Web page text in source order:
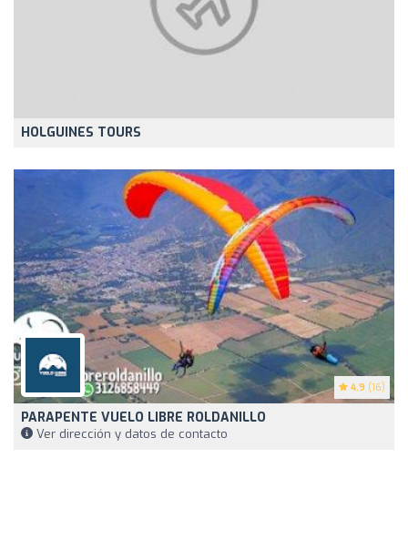
HOLGUINES TOURS
4.9 (16)
PARAPENTE VUELO LIBRE ROLDANILLO
Ver dirección y datos de contacto